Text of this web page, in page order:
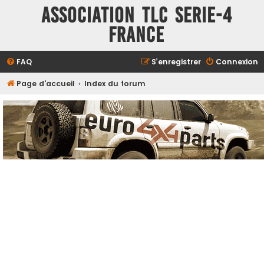
ASSOCIATION TLC SERIE-4
FRANCE
FAQ Connexion
S’enregistrer
Page d'accueil Index du forum